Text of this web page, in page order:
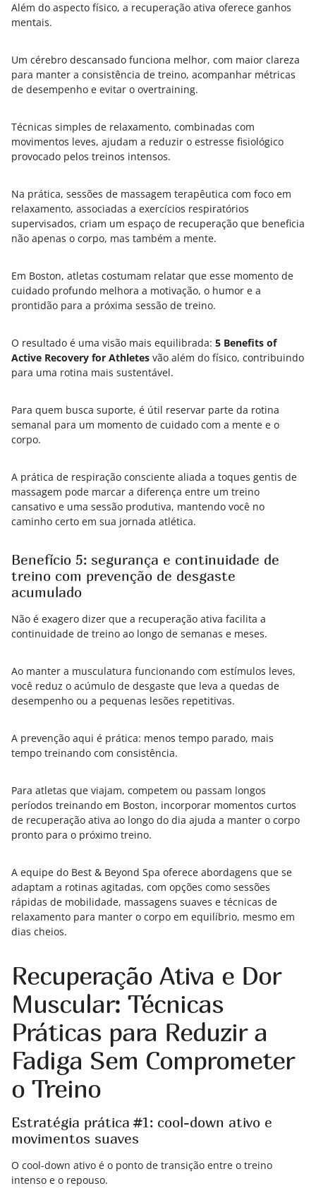
Além do aspecto físico, a recuperação ativa oferece ganhos
mentais.
Um cérebro descansado funciona melhor, com maior clareza
para manter a consistência de treino, acompanhar métricas
de desempenho e evitar o overtraining.
Técnicas simples de relaxamento, combinadas com
movimentos leves, ajudam a reduzir o estresse fisiológico
provocado pelos treinos intensos.
Na prática, sessões de massagem terapêutica com foco em
relaxamento, associadas a exercícios respiratórios
supervisados, criam um espaço de recuperação que beneficia
não apenas o corpo, mas também a mente.
Em Boston, atletas costumam relatar que esse momento de
cuidado profundo melhora a motivação, o humor e a
prontidão para a próxima sessão de treino.
O resultado é uma visão mais equilibrada: 5 Benefits of
Active Recovery for Athletes vão além do físico, contribuindo
para uma rotina mais sustentável.
Para quem busca suporte, é útil reservar parte da rotina
semanal para um momento de cuidado com a mente e o
corpo.
A prática de respiração consciente aliada a toques gentis de
massagem pode marcar a diferença entre um treino
cansativo e uma sessão produtiva, mantendo você no
caminho certo em sua jornada atlética.
Benefício 5: segurança e continuidade de
treino com prevenção de desgaste
acumulado
Não é exagero dizer que a recuperação ativa facilita a
continuidade de treino ao longo de semanas e meses.
Ao manter a musculatura funcionando com estímulos leves,
você reduz o acúmulo de desgaste que leva a quedas de
desempenho ou a pequenas lesões repetitivas.
A prevenção aqui é prática: menos tempo parado, mais
tempo treinando com consistência.
Para atletas que viajam, competem ou passam longos
períodos treinando em Boston, incorporar momentos curtos
de recuperação ativa ao longo do dia ajuda a manter o corpo
pronto para o próximo treino.
A equipe do Best & Beyond Spa oferece abordagens que se
adaptam a rotinas agitadas, com opções como sessões
rápidas de mobilidade, massagens suaves e técnicas de
relaxamento para manter o corpo em equilíbrio, mesmo em
dias cheios.
Recuperação Ativa e Dor
Muscular: Técnicas
Práticas para Reduzir a
Fadiga Sem Comprometer
o Treino
Estratégia prática #1: cool-down ativo e
movimentos suaves
O cool-down ativo é o ponto de transição entre o treino
intenso e o repouso.